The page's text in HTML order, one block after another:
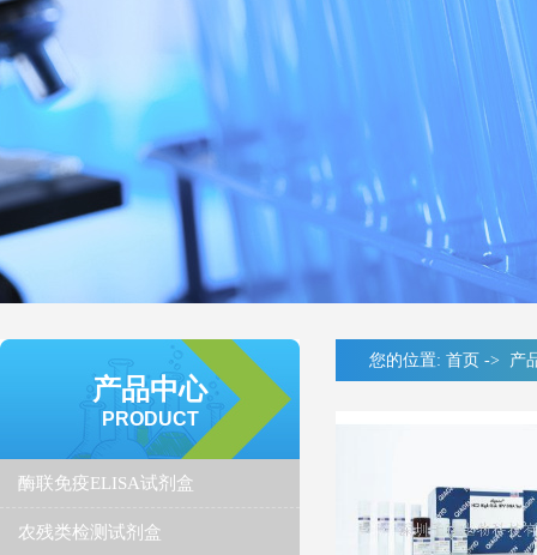
产品中心
PRODUCT
酶联免疫ELISA试剂盒
农残类检测试剂盒
您的位置: 首页 -> 产